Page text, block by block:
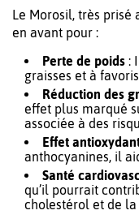
Le Morosil, très
en avant pour :
Perte de poids :
graisses et à
Réduction des
effet plus marqué
associée à des
Effet
anthocyanines, il
Santé
qu’il pourrait
cholestérol et de